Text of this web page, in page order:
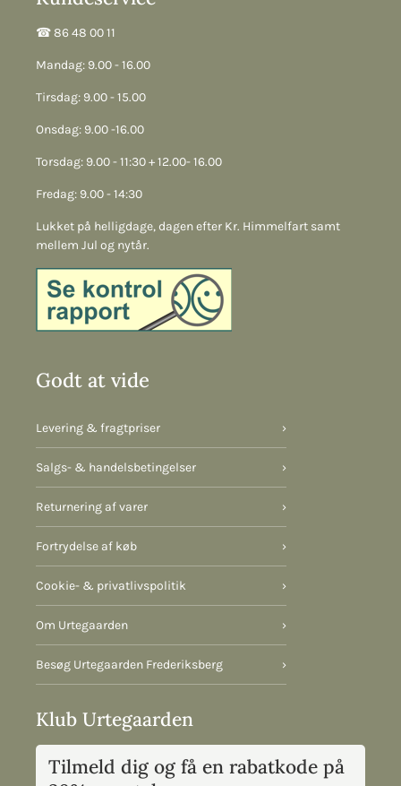
☎︎ 86 48 00 11
Mandag: 9.00 - 16.00
Tirsdag: 9.00 - 15.00
Onsdag: 9.00 -16.00
Torsdag: 9.00 - 11:30 + 12.00- 16.00
Fredag: 9.00 - 14:30
Lukket på helligdage, dagen efter Kr. Himmelfart samt
mellem Jul og nytår.
Godt at vide
Levering & fragtpriser ›
Salgs- & handelsbetingelser ›
Returnering af varer ›
Fortrydelse af køb ›
Cookie- & privatlivspolitik ›
Om Urtegaarden ›
Besøg Urtegaarden Frederiksberg ›
Klub Urtegaarden
Tilmeld dig og få en rabatkode på